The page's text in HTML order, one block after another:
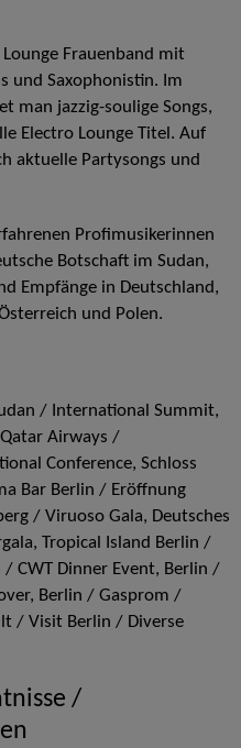
Frauenband mit
und Saxophonistin. Im
man jazzig-soulige Songs,
Electro Lounge Titel. Auf
aktuelle Partysongs und
Profimusikerinnen
Botschaft im Sudan,
Empfänge in Deutschland,
und Polen.
/ International Summit,
Airways /
Conference, Schloss
Bar Berlin / Eröffnung
/ Viruoso Gala, Deutsches
Tropical Island Berlin /
CWT Dinner Event, Berlin /
Berlin / Gasprom /
/ Visit Berlin / Diverse
/